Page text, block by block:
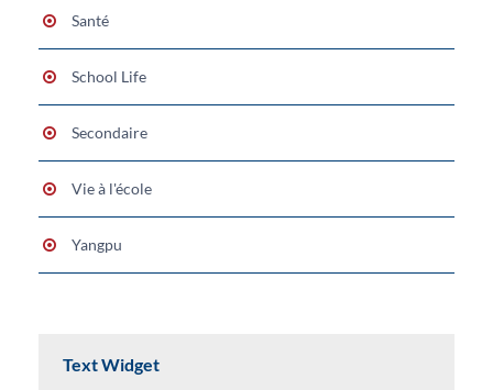
Santé
School Life
Secondaire
Vie à l'école
Yangpu
Text Widget